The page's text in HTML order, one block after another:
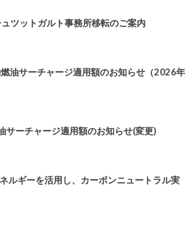
ツットガルト事務所移転のご案内
油サーチャージ適用額のお知らせ（2026年
ーチャージ適用額のお知らせ(変更)
ルギーを活用し、カーボンニュートラル実